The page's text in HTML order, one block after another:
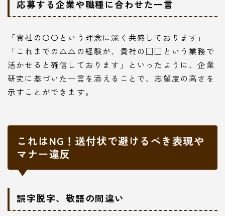
応募する企業や職種に合わせた一言
「貴社の〇〇という理念に深く共感しております」
「これまでの△△の経験が、貴社の□□という業務で
活かせると確信しております」といったように、企業
研究に基づいた一言を添えることで、志望度の高さを
示すことができます。
これはNG！送付状で避けるべき表現や
マナー違反
誤字脱字、敬語の間違い